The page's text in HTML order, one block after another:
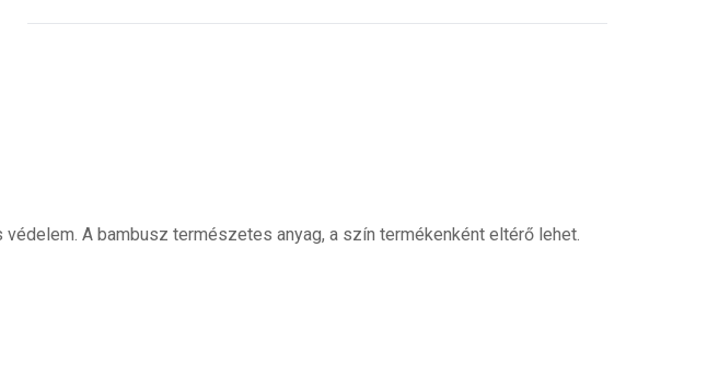
A bambusz természetes anyag, a szín termékenként eltérő lehet.